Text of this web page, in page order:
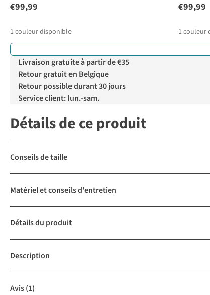
€99,99
1 couleur disponible
€99,99
1 couleur
Livraison gratuite à partir de €35
Retour gratuit en Belgique
Retour possible durant 30 jours
Service client: lun.-sam.
Détails de ce produit
Conseils de taille
Matériel et conseils d'entretien
Détails du produit
Description
Avis(1)